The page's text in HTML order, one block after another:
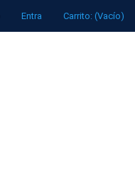
Entra Carrito: (Vacío)